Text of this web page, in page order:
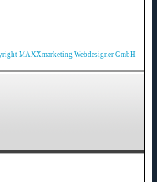
MAXXmarketing Webdesigner GmbH